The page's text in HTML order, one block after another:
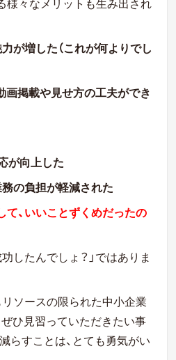
が増した（これが何よりでし
画掲載や見せ方の工夫ができ
が向上した
の負担が軽減された
、いいことずくめだったの
したんでしょ？」ではありま
ソースの限られた中小企業
ぜひ見習っていただきたい事
らすことは、とても勇気がい